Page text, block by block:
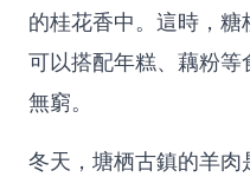
的桂花香中。這時，
可以搭配年糕、藕粉
無窮。
冬天，塘栖古鎮的羊